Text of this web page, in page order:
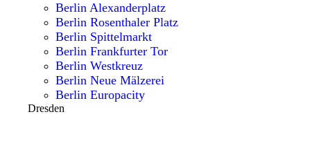
Berlin Alexanderplatz
Berlin Rosenthaler Platz
Berlin Spittelmarkt
Berlin Frankfurter Tor
Berlin Westkreuz
Berlin Neue Mälzerei
Berlin Europacity
Dresden